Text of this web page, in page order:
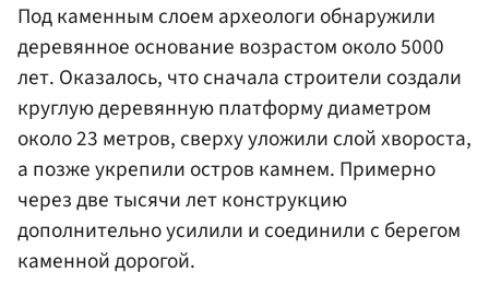
Под каменным слоем археологи обнаружили
деревянное основание возрастом около 5000
лет. Оказалось, что сначала строители создали
круглую деревянную платформу диаметром
около 23 метров, сверху уложили слой хвороста,
а позже укрепили остров камнем. Примерно
через две тысячи лет конструкцию
дополнительно усилили и соединили с берегом
каменной дорогой.